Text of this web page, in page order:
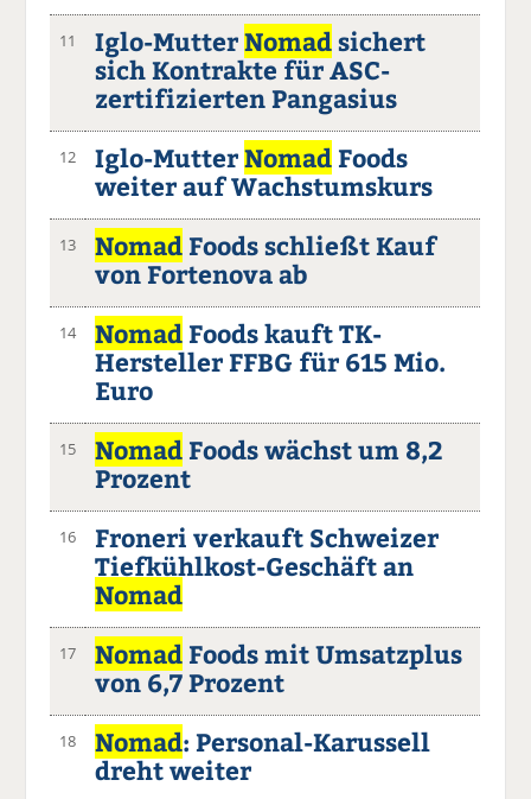
11 Iglo-MutterNomadsichert
sich Kontrakte für ASC-
zertifizierten Pangasius
12 Iglo-MutterNomad Foods
weiter auf Wachstumskurs
13 Nomad Foods schließt Kauf
von Fortenova ab
14 Nomad Foods kauft TK-
Hersteller FFBG für 615 Mio.
Euro
15 Nomad Foods wächst um 8,2
Prozent
16
Froneri verkauft Schweizer
Tiefkühlkost-Geschäft an
Nomad
17 Nomad Foods mit Umsatzplus
von 6,7 Prozent
18 Nomad: Personal-Karussell
dreht weiter